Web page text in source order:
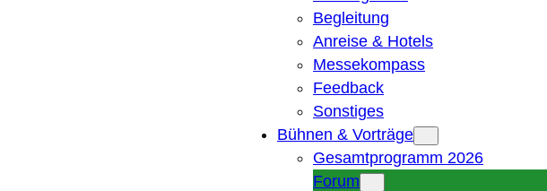
Begleitung
Anreise & Hotels
Messekompass
Feedback
Sonstiges
Bühnen & Vorträge
Gesamtprogramm 2026
Forum